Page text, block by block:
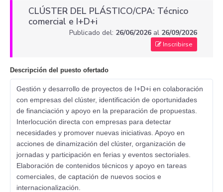
CLÚSTER DEL PLÁSTICO/CPA: Técnico
comercial e I+D+i
Publicado del: 26/06/2026 al 26/09/2026
Inscribirse
Descripción del puesto ofertado
Gestión y desarrollo de proyectos de I+D+i en colaboración
con empresas del clúster, identificación de oportunidades
de financiación y apoyo en la preparación de propuestas.
Interlocución directa con empresas para detectar
necesidades y promover nuevas iniciativas. Apoyo en
acciones de dinamización del clúster, organización de
jornadas y participación en ferias y eventos sectoriales.
Elaboración de contenidos técnicos y apoyo en tareas
comerciales, de captación de nuevos socios e
internacionalización.